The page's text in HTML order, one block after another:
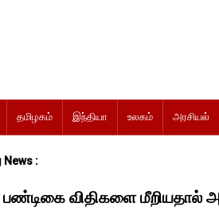
தமிழகம் இந்தியா உலகம் அரசியல்
News :
விதிகளை மீறியதால்